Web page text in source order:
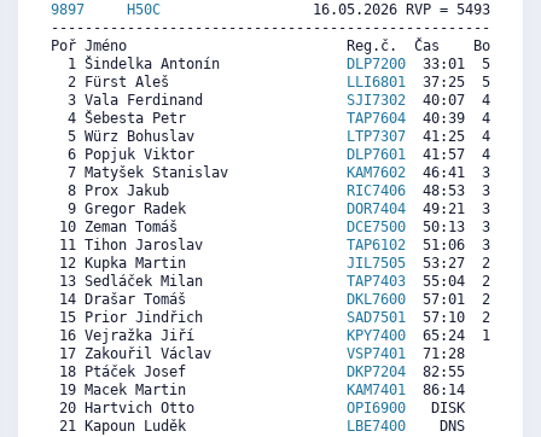
9897
H50C
16.05.2026 RVP = 5493/
Poř Jméno                          Reg.č.  Čas    Body
  1 Šindelka Antonín
DLP7200
33:01  5913
  2 Fürst Aleš
LLI6801
37:25  5273
  3 Vala Ferdinand
SJI7302
40:07  4881
  4 Šebesta Petr
TAP7604
40:39  4803
  5 Würz Bohuslav
LTP7307
41:25  4692
  6 Popjuk Viktor
DLP7601
41:57  4614
  7 Matyšek Stanislav
KAM7602
46:41  3927
  8 Prox Jakub
RIC7406
48:53  3607
  9 Gregor Radek
DOR7404
49:21  3539
10 Zeman Tomáš
DCE7500
50:13  3413
11 Tihon Jaroslav TAP6102
51:06  3285
12 Kupka Martin JIL7505
53:27  2943
13 Sedláček Milan TAP7403
55:04  2708
14 Drašar Tomáš
DKL7600
57:01  2425
15 Prior Jindřich SAD7501
57:10  2403
16 Vejražka Jiří
KPY7400
65:24  1206
17 Zakouřil Václav VSP7401
71:28   325
18 Ptáček Josef
DKP7204
82:55     0
19 Macek Martin
KAM7401
86:14     0
20 Hartvich Otto OPI6900
DISK     0
21 Kapoun Luděk
LBE7400
DNS     0